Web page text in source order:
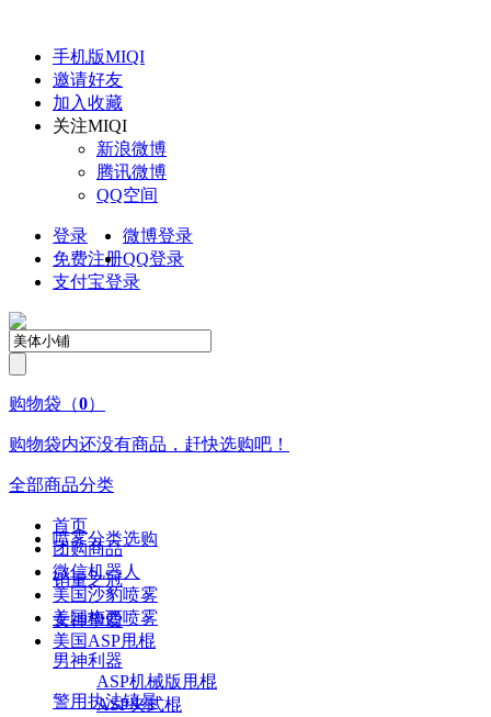
手机版MIQI
邀请好友
加入收藏
关注MIQI
新浪微博
腾讯微博
QQ空间
登录
免费注册
微博登录
QQ登录
支付宝登录
购物袋 （0）
购物袋内还没有商品，赶快选购吧！
全部商品分类
喷雾分类选购
销量之冠
女神挚爱
男神利器
警用执法镇暴
首页
团购商品
微信机器人
美国沙豹喷雾
美国梅西喷雾
美国ASP甩棍
ASP机械版甩棍
ASP夹式棍